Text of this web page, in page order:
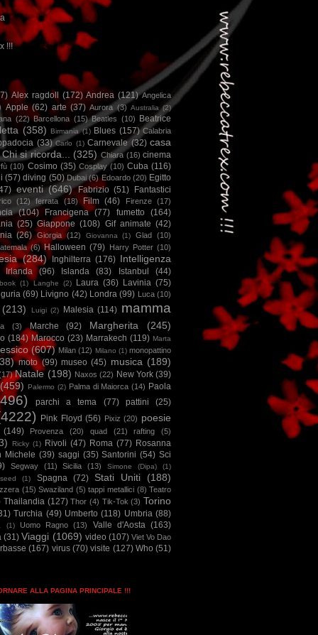
!!!
Alex ragdoll (172) Andrea (121) Angelica
Apple (62) arte (37) Aurora (3) Australia (2)
(22) Barcellona (15) Beatles (10) Beatrice
(358) Birmania (1) Blues (157) Calabria
(33) Carlo (1) Carnevale (32) casa
Chi si ricorda...
(325) Chiara (16) cinema
(10) Cosimo (35) Cosplay (10) Cuba (116)
(57) diving (50) Dubai (6) Edoardo (20) Egitto
eventi (646) Fabrizio (51) Fantastici
(12) ferrata (18) Film (46) Firenze (17)
(104) Francigena (77) fumetto
(164)
(25) Giappone (108) Gif animate (42)
(26) Giorgia (12) Giovanna (1) Glad (10)
(6) Halloween (79) Harry Potter (10)
(284) Inghilterra (176) Intelligenza
Irlanda (96) Islanda (83) Istanbul (44)
(1) Langhe (2) Laura (36) Lavinia (75)
(69) Livigno (42) Londra (99) Luca (10)
(213) Luigi (2) Malesia (114) mamma
(3) Marche (92) Margherita (245)
(184) Marocco (23) Marrakech (119) Marta
(607) Milan (12) Milano (1) monopattino
moto (99) museo (45) musica (189)
Natale (198) Naxos (22) New York (39)
(459) Palermo (2) Palma di Maiorca (14) Paola
parchi a tema (77) pattini (25)
Pink Floyd (56) Pixiz (20) poesie
(149) Provenza (20) quad (21) rafting (5)
Ricky (1) Rivoli (47) Roma (77) Rosanna
Michele (39) saggi (35) Santorini (54) Sci
Segway (11) Sicilia (13) Simone (Dipa)
(1)
(1) Spagna (72) Stati Uniti (188)
(15) Swaziland (5) tappi metallici (8) Teatro
Thailandia (127) Thor (4) Tik-Tok (3) Torino
Turchia (49) Umberto (118) Umbria (88)
(1) Uomo Ragno (13) Valle d'Aosta (163)
(31) Viaggi (1069) video (107) Viet Vo Dao
(167) virus (70) visite (127) Who (51)
ALLA PAGINA PRINCIPALE !!!